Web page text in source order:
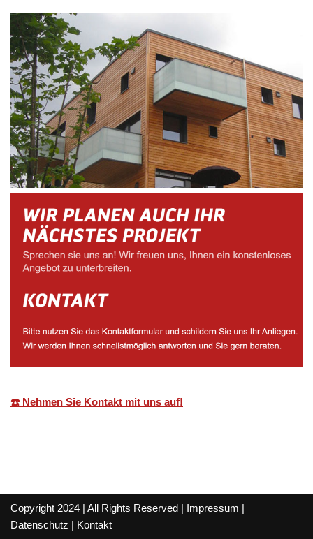
☎️ Nehmen Sie Kontakt mit uns auf!
Copyright 2024 | All Rights Reserved | Impressum |
Datenschutz | Kontakt